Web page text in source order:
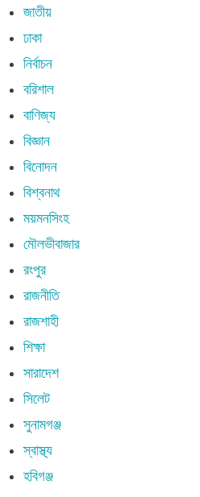
জাতীয়
ঢাকা
নির্বাচন
বরিশাল
বাণিজ্য
বিজ্ঞান
বিনোদন
বিশ্বনাথ
ময়মনসিংহ
মৌলভীবাজার
রংপুর
রাজনীতি
রাজশাহী
শিক্ষা
সারাদেশ
সিলেট
সুনামগঞ্জ
স্বাস্থ্য
হবিগঞ্জ